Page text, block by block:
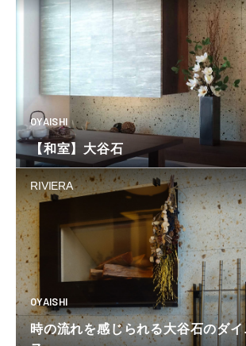
OYAISHI
【和室】大谷石
RIVIERA
OYAISHI
時の流れを感じられる大谷石のダ